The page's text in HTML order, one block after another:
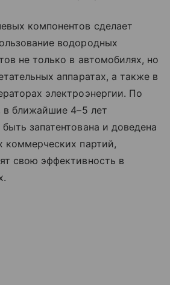
компонентов сделает
водородных
не только в автомобилях, но
аппаратах, а также в
электроэнергии. По
в ближайшие 4–5 лет
запатентована и доведена
коммерческих партий,
свою эффективность в